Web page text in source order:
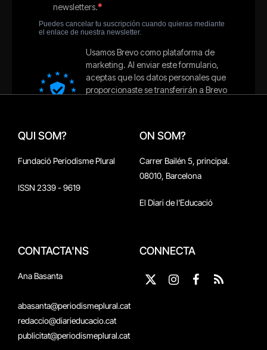
QUI SOM?
Fundació Periodisme Plural
ISSN 2339 - 9619
ON SOM?
Carrer Bailén 5, principal.
08010, Barcelona
El Diari de l'Educació
CONTACTA'NS
Ana Basanta
abasanta@periodismeplural.cat
redaccio@diarieducacio.cat
publicitat@periodismeplural.cat
CONNECTA
X
Instagram
Facebook
RSS